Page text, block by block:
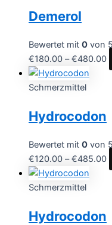
Demerol
Bewertet mit 0 von 5
€180.00 –€480.00
Schmerzmittel
Hydrocodon
Bewertet mit 0 von 5
€120.00 –€485.00
Schmerzmittel
Hydrocodon